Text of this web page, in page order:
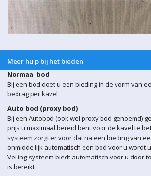
Meer hulp bij het bieden
Normaal bod
Bij een bod doet u een bieding in de vorm van
bedrag per kavel
Auto bod (proxy bod)
Bij een Autobod (ook wel proxy bod genoemd)
prijs u maximaal bereid bent voor de kavel te
systeem zorgt er voor dat na een bieding van
onmiddellijk automatisch een bod voor u wordt
Veiling-systeem biedt automatisch voor u door
is bereikt.